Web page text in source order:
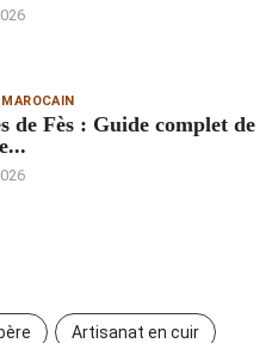
de Fès : Guide complet de
Artisanat en cuir